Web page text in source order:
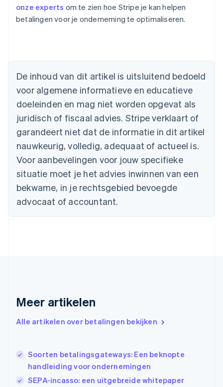
onze experts om te zien hoe Stripe je kan helpen
betalingen voor je onderneming te optimaliseren.
De inhoud van dit artikel is uitsluitend bedoeld
voor algemene informatieve en educatieve
doeleinden en mag niet worden opgevat als
juridisch of fiscaal advies. Stripe verklaart of
garandeert niet dat de informatie in dit artikel
nauwkeurig, volledig, adequaat of actueel is.
Voor aanbevelingen voor jouw specifieke
situatie moet je het advies inwinnen van een
bekwame, in je rechtsgebied bevoegde
advocaat of accountant.
Meer artikelen
Alle artikelen over betalingen bekijken
Soorten betalingsgateways: Een beknopte
handleiding voor ondernemingen
SEPA-incasso: een uitgebreide whitepaper
Australië
Português English
Bulgarije
English
Canada
EnglishFrançais
English
Denemarken
Duitsland
DeutschEnglish
Estland
Finland
EnglishSvenska
English
Hongkong SAR, China
English简体中文
English
Italië
ItalianoEnglish